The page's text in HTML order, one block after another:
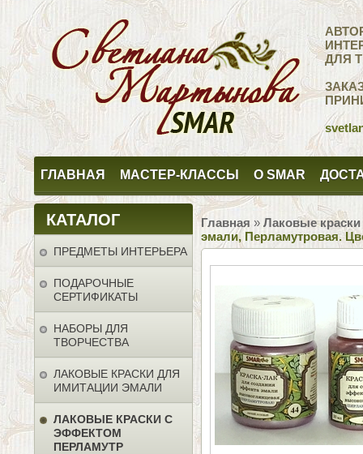
ДЛЯ
ГЛАВНАЯ МАСТЕР-КЛАССЫ О SMAR
КАТАЛОГ
ПРЕДМЕТЫ ИНТЕРЬЕРА
ПОДАРОЧНЫЕ
СЕРТИФИКАТЫ
НАБОРЫ ДЛЯ
ТВОРЧЕСТВА
ЛАКОВЫЕ КРАСКИ ДЛЯ
ИМИТАЦИИ ЭМАЛИ
ЛАКОВЫЕ КРАСКИ С
ЭФФЕКТОМ
ПЕРЛАМУТР
Главная » Лаковые
эмали, Перламутровая.